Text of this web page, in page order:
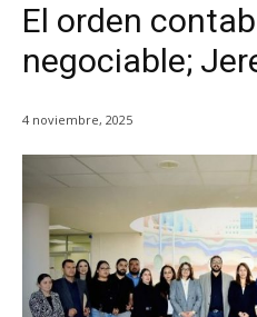
El orden
negociable;
4 noviembre, 2025